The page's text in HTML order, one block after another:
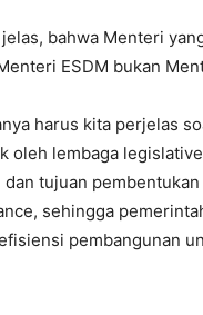
jelas, bahwa Menteri
ESDM bukan
harus kita perjelas
oleh lembaga
dan tujuan
sehingga
pembangunan